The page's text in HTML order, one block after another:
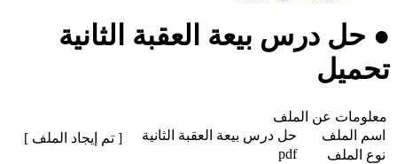
● حل درس بيعة العقبة الثانية
تحميل
معلومات عن الملف
اسم الملف
حل درس بيعة العقبة الثانية
نوع الملف
pdf
[ تم إيجاد الملف ]